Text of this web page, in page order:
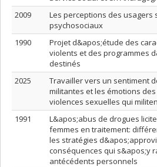
2009
Les perceptions des usagers
psychosociaux
1990
Projet d&apos;étude des
violents et des programmes
destinés
2025
Travailler vers un sentiment
militantes et les émotions
violences sexuelles qui
1991
L&apos;abus de drogues
femmes en traitement:
les stratégies
conséquences qui s&apos;y
antécédents personnels